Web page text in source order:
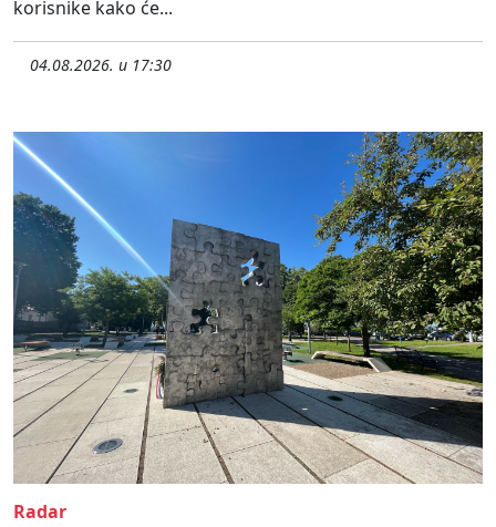
korisnike kako će...
04.08.2026. u 17:30
Radar